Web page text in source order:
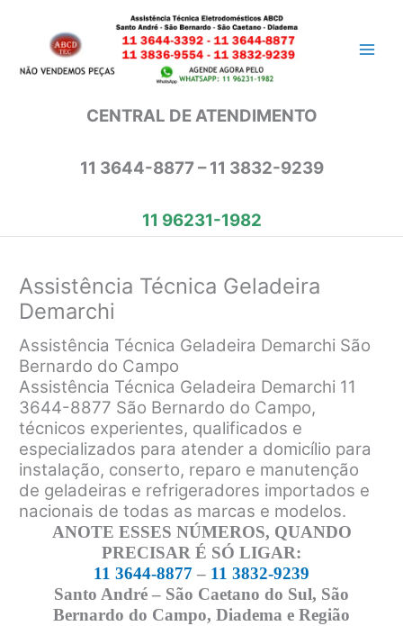
conteúdo
CENTRAL DE ATENDIMENTO
11 3644-8877 – 11 3832-9239
11 96231-1982
Assistência Técnica Geladeira
Demarchi
Assistência Técnica Geladeira Demarchi São
Bernardo do Campo
Assistência Técnica Geladeira Demarchi 11
3644-8877 São Bernardo do Campo,
técnicos experientes, qualificados e
especializados para atender a domicílio para
instalação, conserto, reparo e manutenção
de geladeiras e refrigeradores importados e
nacionais de todas as marcas e modelos.
ANOTE ESSES NÚMEROS, QUANDO
PRECISAR É SÓ LIGAR:
11 3644-8877 – 11 3832-9239
Santo André – São Caetano do Sul, São
Bernardo do Campo, Diadema e Região